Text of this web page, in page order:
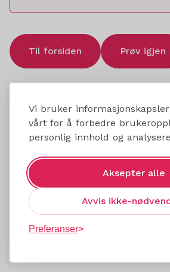
Vi bruker
vårt for å forbedre
personlig innhold og
Aksepter alle
Avvis ikke-
Preferanser
Til forsiden Prøv igjen